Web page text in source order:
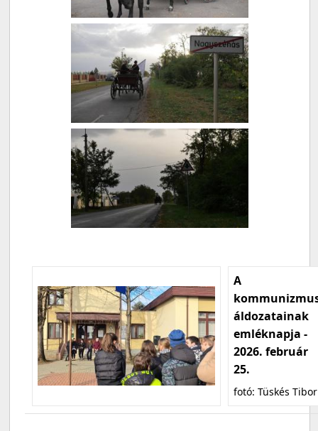
A
áldozatainak
emléknapja -
2026. február
25.
fotó: Tüskés Tibor